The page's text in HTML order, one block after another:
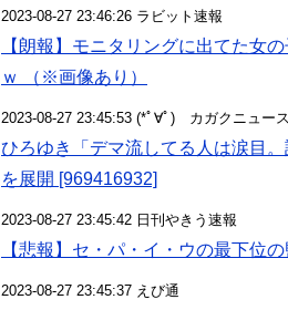
2023-08-27 23:46:26 ラビット速報
【朗報】モニタリングに出てた女
ｗ （※画像あり）
2023-08-27 23:45:53 (*ﾟ∀ﾟ)ゞカガクニュー
ひろゆき「デマ流してる人は涙目
を展開 [969416932]
2023-08-27 23:45:42 日刊やきう速報
【悲報】セ・パ・イ・ウの最下位
2023-08-27 23:45:37 えび通